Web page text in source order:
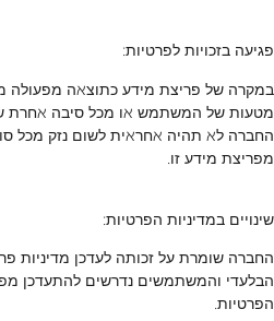
פגיעה בזכויות לפרטיות:
במקרה של פריצת מידע כתוצאה מפעולה
מטעות של המשתמש או מכל סיבה אחרת
החברה לא תהיה אחראית לשום נזק מכל
מפריצת מידע זו.
שינויים במדיניות הפרטיות:
החברה שומרת על זכותה לעדכן מדיניות
הבלעדי והמשתמשים נדרשים להתעדכן
הפרטיות.